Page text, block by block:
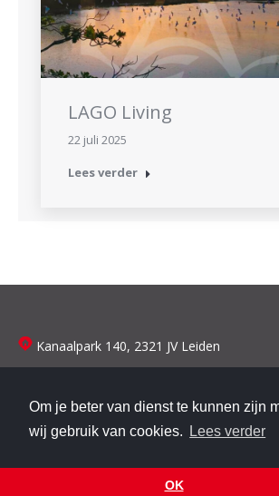
Om je beter van dienst te kunnen zijn
wij gebruik van cookies.
Lees verder
OK
LAGO Living
22 juli 2025
Lees verder
Kanaalpark 140, 2321 JV Leiden